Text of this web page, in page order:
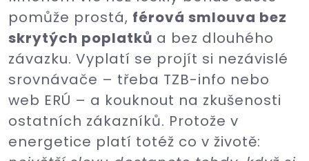
pomůže prostá, férová smlouva bez
skrytých poplatků a bez dlouhého
závazku. Vyplatí se projít si nezávislé
srovnávače – třeba TZB-info nebo
web ERÚ – a kouknout na zkušenosti
ostatních zákazníků. Protože v
energetice platí totéž co v životě: